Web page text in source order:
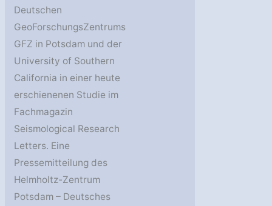
Deutschen
GeoForschungsZentrums
GFZ in Potsdam und der
University of Southern
California in einer heute
erschienenen Studie im
Fachmagazin
Seismological Research
Letters. Eine
Pressemitteilung des
Helmholtz-Zentrum
Potsdam – Deutsches